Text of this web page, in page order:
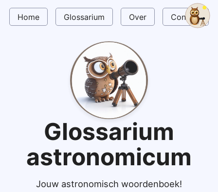
Home Glossarium Over Contact
Glossarium
astronomicum
Jouw astronomisch woordenboek!